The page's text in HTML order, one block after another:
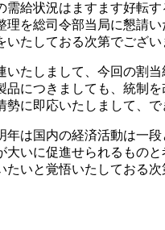
需給状況はますます好転
理を総司令部当局に懇請
いたしておる次第でござい
たしまして、今回の割
品につきましても、統制
勢に即応いたしまして、
は国内の経済活動は一
大いに促進せられるもの
たいと覚悟いたしておる次